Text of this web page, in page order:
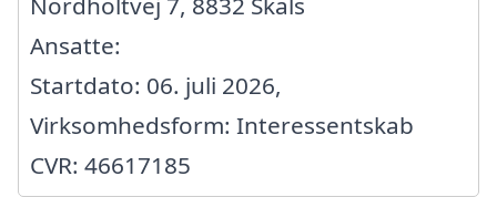
Ansatte:
Startdato: 06. juli 2026,
Virksomhedsform: Interessentskab
CVR: 46617185